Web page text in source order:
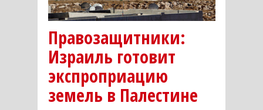
Правозащитники:
Израиль готовит
экспроприацию
земель в Палестине